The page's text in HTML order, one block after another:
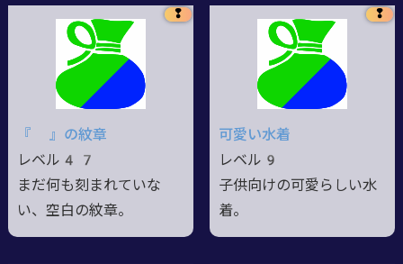
❢
『 』の紋章
レベル47
まだ何も刻まれていな
い、空白の紋章。
❢
可愛い水着
レベル9
子供向けの可愛らしい水
着。